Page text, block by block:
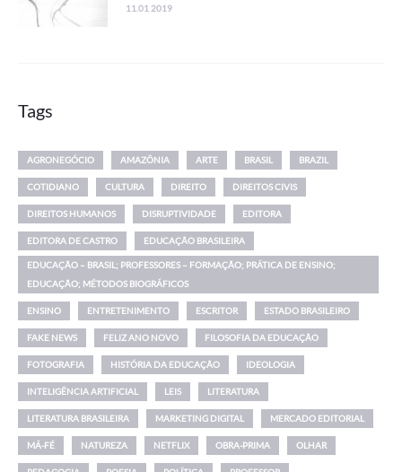
11.01 2019
Tags
AGRONEGÓCIO AMAZÔNIA ARTE BRASIL BRAZIL
COTIDIANO CULTURA DIREITO DIREITOS CIVIS
DIREITOS HUMANOS DISRUPTIVIDADE EDITORA
EDITORA DE CASTRO EDUCAÇÃO BRASILEIRA
EDUCAÇÃO – BRASIL; PROFESSORES – FORMAÇÃO; PRÁTICA DE ENSINO;
EDUCAÇÃO; MÉTODOS BIOGRÁFICOS
ENSINO ENTRETENIMENTO ESCRITOR ESTADO BRASILEIRO
FAKE NEWS FELIZ ANO NOVO FILOSOFIA DA EDUCAÇÃO
FOTOGRAFIA HISTÓRIA DA EDUCAÇÃO IDEOLOGIA
INTELIGÊNCIA ARTIFICIAL LEIS LITERATURA
LITERATURA BRASILEIRA MARKETING DIGITAL MERCADO EDITORIAL
MÁ-FÉ NATUREZA NETFLIX OBRA-PRIMA OLHAR